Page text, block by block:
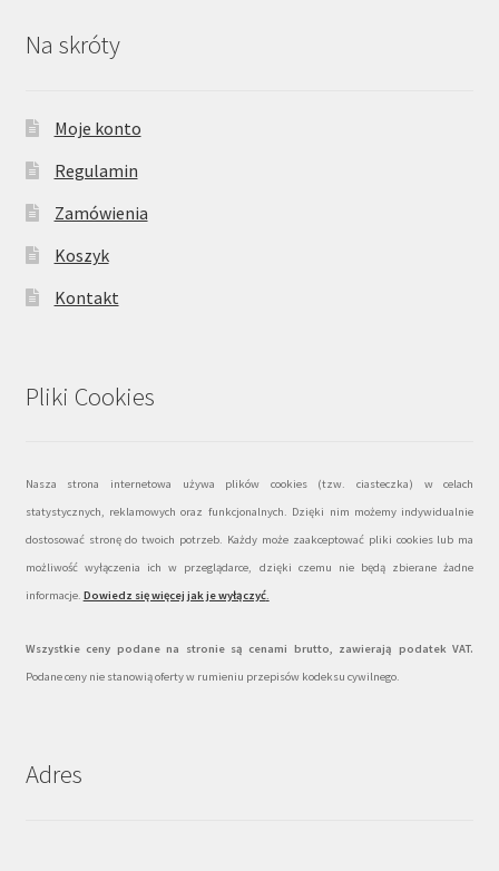
Na skróty
Moje konto
Regulamin
Zamówienia
Koszyk
Kontakt
Pliki Cookies
Nasza strona internetowa używa plików cookies (tzw. ciasteczka) w celach
statystycznych, reklamowych oraz funkcjonalnych. Dzięki nim możemy indywidualnie
dostosować stronę do twoich potrzeb. Każdy może zaakceptować pliki cookies lub ma
możliwość wyłączenia ich w przeglądarce, dzięki czemu nie będą zbierane żadne
informacje. Dowiedz się więcej jak je wyłączyć.
Wszystkie ceny podane na stronie są cenami brutto, zawierają podatek VAT.
Podane ceny nie stanowią oferty w rumieniu przepisów kodeksu cywilnego.
Adres